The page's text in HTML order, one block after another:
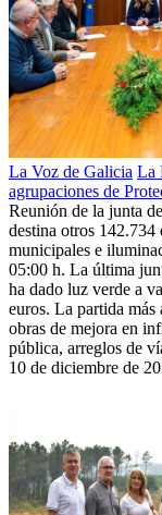
La Voz de Galicia La
agrupaciones de
Reunión de la junta
destina otros 142.734
municipales e
05:00 h. La última
ha dado luz verde a
euros. La partida más
obras de mejora en
pública, arreglos de
10 de diciembre de